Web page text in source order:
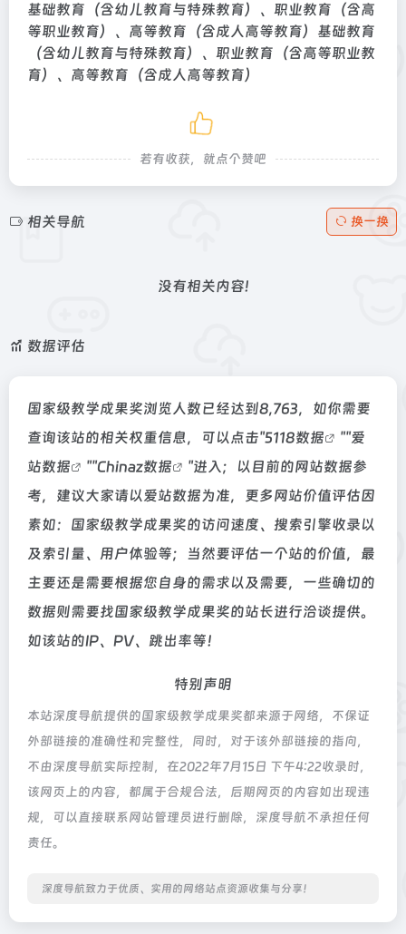
基础教育（含幼儿教育与特殊教育）、职业教育（含高
等职业教育）、高等教育（含成人高等教育）基础教育
（含幼儿教育与特殊教育）、职业教育（含高等职业教
育）、高等教育（含成人高等教育）
若有收获，就点个赞吧
相关导航 换一换
没有相关内容!
数据评估
国家级教学成果奖浏览人数已经达到8,763，如你需要
查询该站的相关权重信息，可以点击"5118数据 ""爱
站数据
""Chinaz数据
"进入；以目前的网站数据参
考，建议大家请以爱站数据为准，更多网站价值评估因
素如：国家级教学成果奖的访问速度、搜索引擎收录以
及索引量、用户体验等；当然要评估一个站的价值，最
主要还是需要根据您自身的需求以及需要，一些确切的
数据则需要找国家级教学成果奖的站长进行洽谈提供。
如该站的IP、PV、跳出率等！
特别声明
本站深度导航提供的国家级教学成果奖都来源于网络，不保证
外部链接的准确性和完整性，同时，对于该外部链接的指向，
不由深度导航实际控制，在2022年7月15日 下午4:22收录时，
该网页上的内容，都属于合规合法，后期网页的内容如出现违
规，可以直接联系网站管理员进行删除，深度导航不承担任何
责任。
深度导航致力于优质、实用的网络站点资源收集与分享！